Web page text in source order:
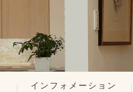
インフォメーション